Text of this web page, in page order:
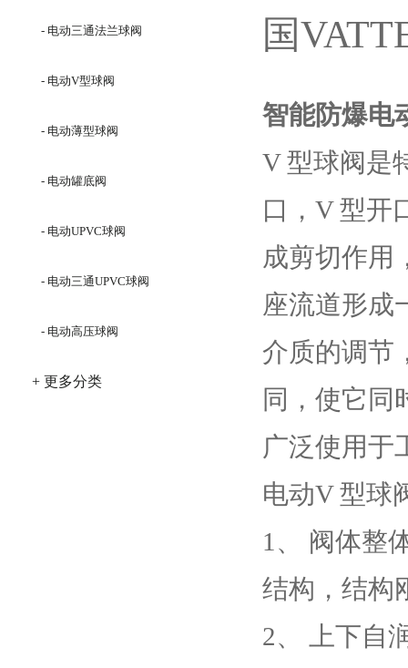
- 电动三通法兰球阀
- 电动V型球阀
- 电动薄型球阀
- 电动罐底阀
- 电动UPVC球阀
- 电动三通UPVC球阀
- 电动高压球阀
+ 更多分类
国
智能防爆电
V 型球阀是
口，V 型开
成剪切作用
座流道形成
介质的调节
同，使它同
广泛使用于
电动V 型球
1、 阀体整
结构，结构
2、 上下自